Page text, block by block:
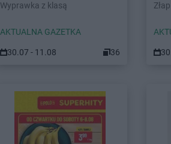
Wyprawka z klasą
AKTUALNA GAZETKA
30.07 - 11.08 36